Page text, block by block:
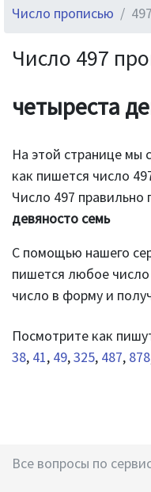
Число прописью 497
Число 497
четыреста
На этой странице
как пишется число
Число 497 правильно
девяносто семь
С помощью нашего
пишется любое
число в форму и
Посмотрите как
38, 41, 49,325, 487, 878
Все вопросы по